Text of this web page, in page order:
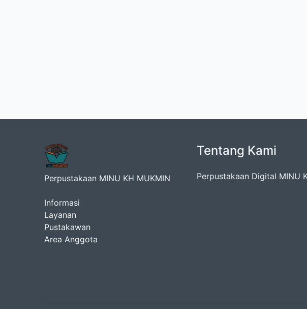
Perpustakaan MINU KH MUKMIN
Informasi
Layanan
Pustakawan
Area Anggota
Tentang Kami
Perpustakaan Digital MINU